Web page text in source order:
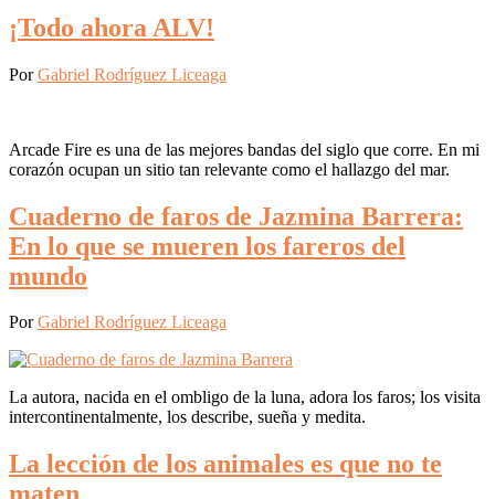
¡Todo ahora ALV!
PorGabriel Rodríguez Liceaga
Arcade Fire es una de las mejores bandas del siglo que corre. En mi
corazón ocupan un sitio tan relevante como el hallazgo del mar.
Cuaderno de faros de Jazmina Barrera:
En lo que se mueren los fareros del
mundo
PorGabriel Rodríguez Liceaga
La autora, nacida en el ombligo de la luna, adora los faros; los visita
intercontinentalmente, los describe, sueña y medita.
La lección de los animales es que no te